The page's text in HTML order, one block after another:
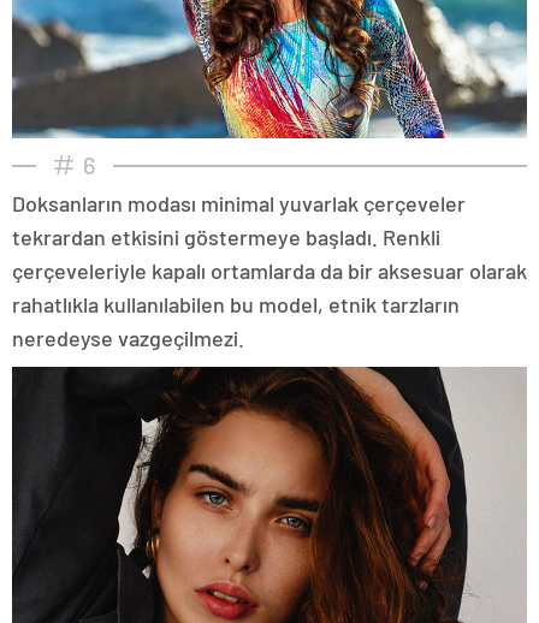
6
Doksanların modası minimal yuvarlak çerçeveler
tekrardan etkisini göstermeye başladı. Renkli
çerçeveleriyle kapalı ortamlarda da bir aksesuar olarak
rahatlıkla kullanılabilen bu model, etnik tarzların
neredeyse vazgeçilmezi.